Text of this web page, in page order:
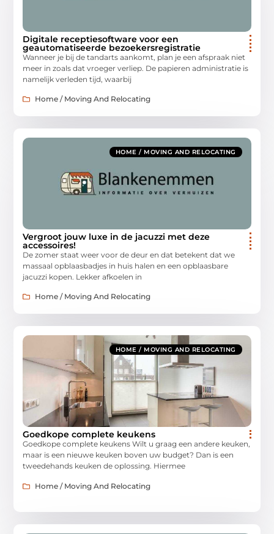
Digitale receptiesoftware voor een
geautomatiseerde bezoekersregistratie
Wanneer je bij de tandarts aankomt, plan je een afspraak niet
meer in zoals dat vroeger verliep. De papieren administratie is
namelijk verleden tijd, waarbij
Home / Moving And Relocating
HOME / MOVING AND RELOCATING
Vergroot jouw luxe in de jacuzzi met deze
accessoires!
De zomer staat weer voor de deur en dat betekent dat we
massaal opblaasbadjes in huis halen en een opblaasbare
jacuzzi kopen. Lekker afkoelen in
Home / Moving And Relocating
HOME / MOVING AND RELOCATING
Goedkope complete keukens
Goedkope complete keukens Wilt u graag een andere keuken,
maar is een nieuwe keuken boven uw budget? Dan is een
tweedehands keuken de oplossing. Hiermee
Home / Moving And Relocating